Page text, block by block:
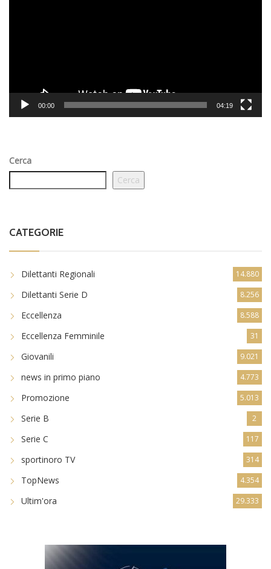
00:00 04:19
Cerca
Cerca
CATEGORIE
Dilettanti Regionali 14.880
Dilettanti Serie D 8.256
Eccellenza 8.588
Eccellenza Femminile 31
Giovanili 9.021
news in primo piano 4.773
Promozione 5.013
Serie B 2
Serie C 117
sportinoro TV 314
TopNews 4.354
Ultim'ora 29.333